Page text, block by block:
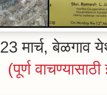
23 मार्च, बेळगाव
(पूर्ण